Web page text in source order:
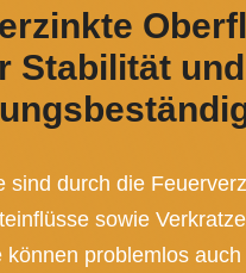
Stabilität und
sind durch die
sowie
können problemlos auch